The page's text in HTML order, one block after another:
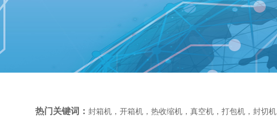
热门关键词： 封箱机 ， 开箱机 ， 热收缩机 ， 真空机 ， 打包机 ， 封切机